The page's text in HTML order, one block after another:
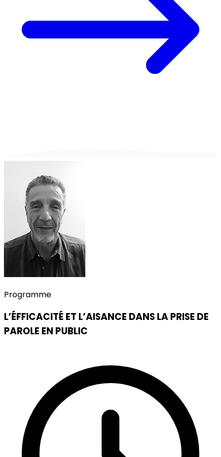
Programme
L’ÉFFICACITÉ ET L’AISANCE DANS LA PRISE DE
PAROLE EN PUBLIC